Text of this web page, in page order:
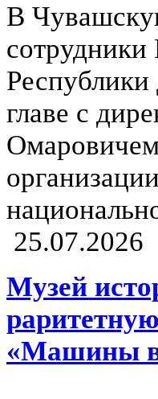
В
сотрудники
главе с
25.07.2026
Музей
«Машины